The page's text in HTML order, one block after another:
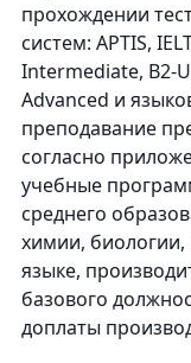
прохождении
систем: APTIS,
Intermediate, B2-
Advanced и
преподавание
согласно
учебные
среднего
химии,
языке,
базового
доплаты